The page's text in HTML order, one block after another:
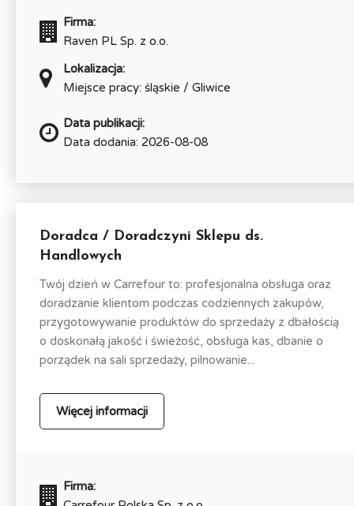
Firma:
Raven PL Sp. z o.o.
Lokalizacja:
Miejsce pracy: śląskie / Gliwice
Data publikacji:
Data dodania: 2026-08-08
Doradca / Doradczyni Sklepu ds.
Handlowych
Twój dzień w Carrefour to: profesjonalna obsługa oraz
doradzanie klientom podczas codziennych zakupów,
przygotowywanie produktów do sprzedaży z dbałością
o doskonałą jakość i świeżość, obsługa kas, dbanie o
porządek na sali sprzedaży, pilnowanie...
Więcej informacji
Firma: